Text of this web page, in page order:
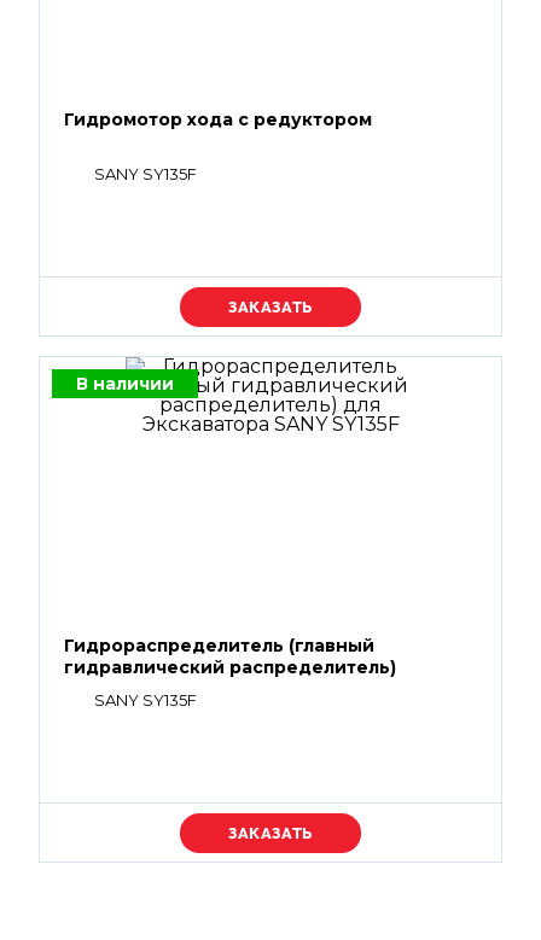
Гидромотор хода с редуктором
SANY SY135F
Уточняйте цену
В наличии
Гидрораспределитель (главный
гидравлический распределитель)
SANY SY135F
Уточняйте цену